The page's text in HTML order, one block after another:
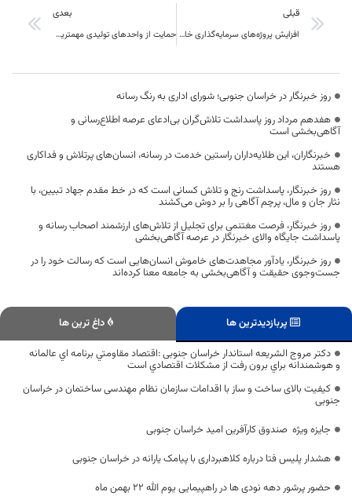
قبلی
افزایش پروژه‌های سرمایه‌گذاری خارجی و تحقق ۱۰۳ درصدی تسهیلات تبصره ۱۸ در خراسان جنوبی
بعدی
حمایت از واحدهای تولیدی مهمترین اولویت کارگروه تسهیل در خراسان جنوبی
روز خبرنگار در خراسان جنوبی؛ شورای اداری به رنگ رسانه
هفدهم مرداد روز پاسداشت تلاش‌گران بی‌ادعای عرصه اطلاع‌رسانی و
آگاهی‌بخشی است
خبرنگاران، این طلایه‌داران راستین خدمت در رسانه، انسان‌های پرتلاش و فداکاری
هستند
روز خبرنگار، پاسداشت رنج و تلاش کسانی است که در خط مقدم جهاد تبیین، با
نثار جان و مال، پرچم آگاهی را بر دوش می‌کشند
روز خبرنگار، فرصت مغتنمی برای تجلیل از تلاش‌های ارزشمند اصحاب رسانه و
پاسداشت جایگاه والای خبرنگار در عرصه آگاهی‌بخشی
روز خبرنگار، یادآور مجاهدت‌های خاموش انسان‌هایی است که رسالت خود را در
جست‌وجوی حقیقت و آگاهی‌بخشی به جامعه معنا کرده‌اند
پربازدیدترین ها
داغ ترین ها
دکتر مروج الشریعه استاندار خراسان جنوبی :اقتصاد مقاومتي برنامه اي عالمانه
و هوشمندانه براي برون رفت از مشكلات اقتصادي است
کیفیت بالای ساخت و ساز با اقدامات سازمان نظام مهندسی ساختمان در خراسان
جنوبی
جایزه ویژه صندوق کارآفرین امید خراسان جنوبی
هشدار پلیس فتا درباره کلاهبرداری با پیامک یارانه در خراسان جنوبی
حضور پرشور دهه نودی ها در راهپیمایی یوم الله 22 بهمن ماه